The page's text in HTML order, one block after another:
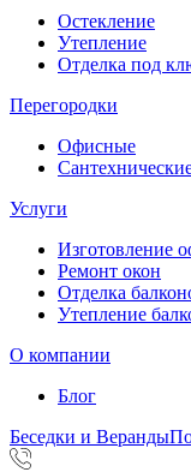
Остекление
Утепление
Отделка под
Перегородки
Офисные
Услуги
Изготовление
Ремонт окон
Отделка
Утепление
О компании
Блог
Беседки и Веранды